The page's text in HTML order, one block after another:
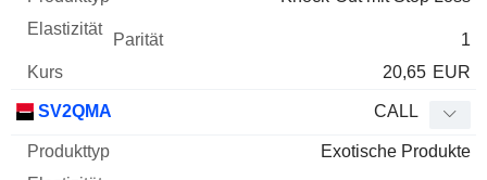
1
20,65 EUR
SV2QMA CALL
Exotische Produkte